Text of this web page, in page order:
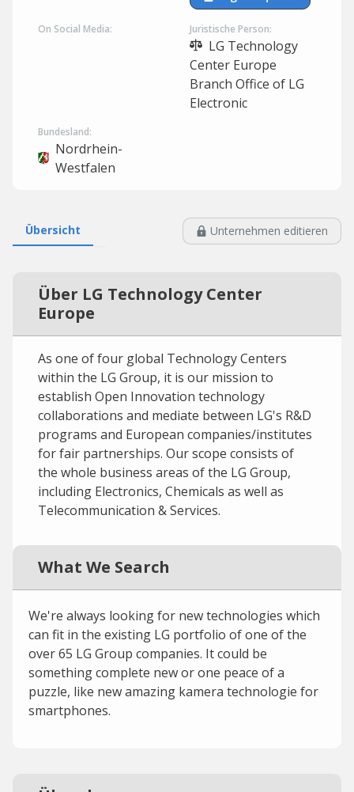
On Social Media: Juristische Person:
LG Technology
Center Europe
Branch Office of LG
Electronic
Bundesland:
Nordrhein-
Westfalen
Übersicht Unternehmen editieren
Über LG Technology Center
Europe
As one of four global Technology Centers
within the LG Group, it is our mission to
establish Open Innovation technology
collaborations and mediate between LG's R&D
programs and European companies/institutes
for fair partnerships. Our scope consists of
the whole business areas of the LG Group,
including Electronics, Chemicals as well as
Telecommunication & Services.
What We Search
We're always looking for new technologies which
can fit in the existing LG portfolio of one of the
over 65 LG Group companies. It could be
something complete new or one peace of a
puzzle, like new amazing kamera technologie for
smartphones.